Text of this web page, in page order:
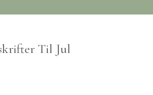
Til Jul